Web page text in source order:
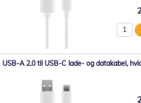
USB-A 2.0 til USB-C lade- og datakabel,